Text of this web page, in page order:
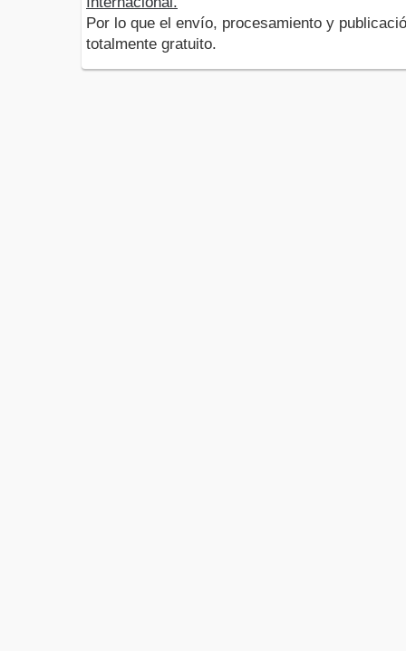
Por lo que el envío, procesamiento y
totalmente gratuito.